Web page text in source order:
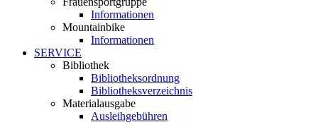
Informationen
Mountainbike
Informationen
SERVICE
Bibliothek
Bibliotheksordnung
Bibliotheksverzeichnis
Materialausgabe
Ausleihgebühren